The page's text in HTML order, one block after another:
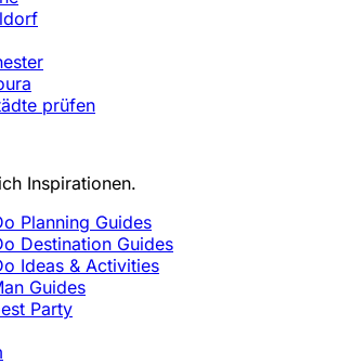
prüfen
Inspirationen.
Planning Guides
Destination Guides
Ideas & Activities
Guides
Party